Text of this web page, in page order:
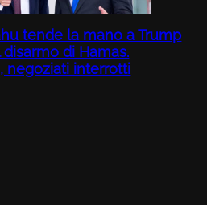
tende la mano a Trump
di Hamas.
negoziati interrotti